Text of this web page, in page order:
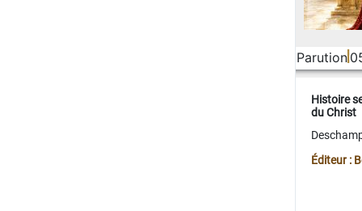
Parution
Histoire
du Christ
Éditeur :